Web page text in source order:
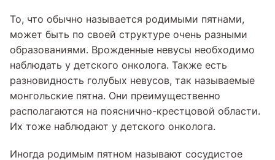
То, что обычно называется родимыми пятнами,
может быть по своей структуре очень разными
образованиями. Врожденные невусы необходимо
наблюдать у детского онколога. Также есть
разновидность голубых невусов, так называемые
монгольские пятна. Они преимущественно
располагаются на пояснично-крестцовой области.
Их тоже наблюдают у детского онколога.
Иногда родимым пятном называют сосудистое